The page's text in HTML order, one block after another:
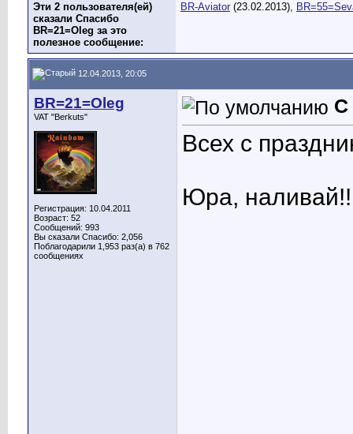
Эти 2 пользователя(ей)
сказали Спасибо
BR=21=Oleg за это
полезное сообщение:
BR-Aviator (23.02.2013),
12.04.2013, 20:05
BR=21=Oleg
VAT "Berkuts"
Регистрация: 10.04.2011
Возраст: 52
Сообщений: 993
Вы сказали Спасибо: 2,056
Поблагодарили 1,953 раз(а) в 762
сообщениях
С
Всех с
Юра,